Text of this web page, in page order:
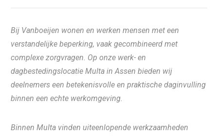
Bij Vanboeijen wonen en werken mensen met een
verstandelijke beperking, vaak gecombineerd met
complexe zorgvragen. Op onze werk- en
dagbestedingslocatie Multa in Assen bieden wij
deelnemers een betekenisvolle en praktische daginvulling
binnen een echte werkomgeving.
Binnen Multa vinden uiteenlopende werkzaamheden